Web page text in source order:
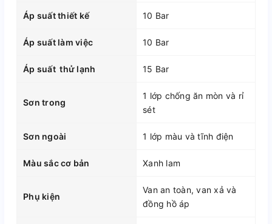
Áp suất thiết kế 10 Bar
Áp suất làm việc 10 Bar
Áp suất thử lạnh 15 Bar
Sơn trong
1 lớp chống ăn mòn và rỉ
sét
Sơn ngoài 1 lớp màu và tĩnh điện
Màu sắc cơ bản Xanh lam
Phụ kiện
Van an toàn, van xả và
đồng hồ áp